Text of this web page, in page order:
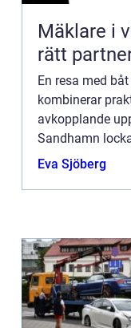
Mäklare i
rätt
En resa med
kombinerar
avkopplande
Sandhamn
sandstränder,
Eva Sjöberg